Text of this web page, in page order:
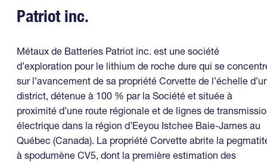
Patriot inc.
Métaux de Batteries Patriot inc. est une société
d’exploration pour le lithium de roche dure qui se
sur l’avancement de sa propriété Corvette de l’échelle
district, détenue à 100 % par la Société et située à
proximité d’une route régionale et de lignes de
électrique dans la région d’Eeyou Istchee Baie-James au
Québec (Canada). La propriété Corvette abrite la
à spodumène CV5, dont la première estimation des